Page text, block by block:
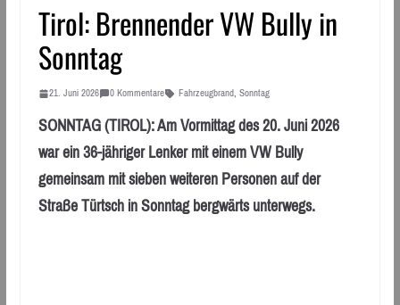
Tirol: Brennender VW Bully in
Sonntag
21. Juni 2026 0 Kommentare Fahrzeugbrand, Sonntag
SONNTAG (TIROL): Am Vormittag des 20. Juni 2026
war ein 36-jähriger Lenker mit einem VW Bully
gemeinsam mit sieben weiteren Personen auf der
Straße Türtsch in Sonntag bergwärts unterwegs.